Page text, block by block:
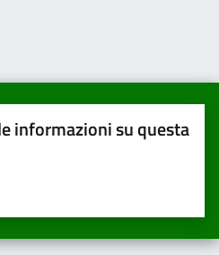
informazioni su questa
su 5
su 5